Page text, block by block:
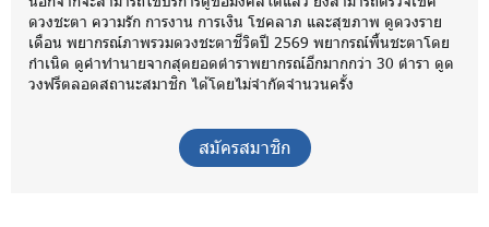
ดวงชะตา ความรัก การงาน การเงิน โชคลาภ และสุขภาพ ดูดวงราย
เดือน พยากรณ์ภาพรวมดวงชะตาชีวิตปี 2569 พยากรณ์พื้นชะตาโดย
กำเนิด ดูคำทำนายจากสุดยอดตำราพยากรณ์อีกมากกว่า 30 ตำรา ดูด
วงฟรีตลอดสถานะสมาชิก ได้โดยไม่จำกัดจำนวนครั้ง
สมัครสมาชิก